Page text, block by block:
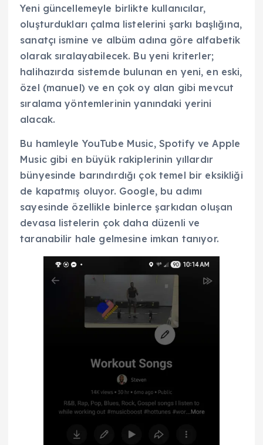
Yeni güncellemeyle birlikte kullanıcılar,
oluşturdukları çalma listelerini şarkı başlığına,
sanatçı ismine ve albüm adına göre alfabetik
olarak sıralayabilecek. Bu yeni kriterler;
halihazırda sistemde bulunan en yeni, en eski,
özel (manuel) ve en çok oy alan gibi mevcut
sıralama yöntemlerinin yanındaki yerini
alacak.
Bu hamleyle YouTube Music, Spotify ve Apple
Music gibi en büyük rakiplerinin yıllardır
bünyesinde barındırdığı çok temel bir eksikliği
de kapatmış oluyor. Google, bu adımı
sayesinde özellikle binlerce şarkıdan oluşan
devasa listelerin çok daha düzenli ve
taranabilir hale gelmesine imkan tanıyor.